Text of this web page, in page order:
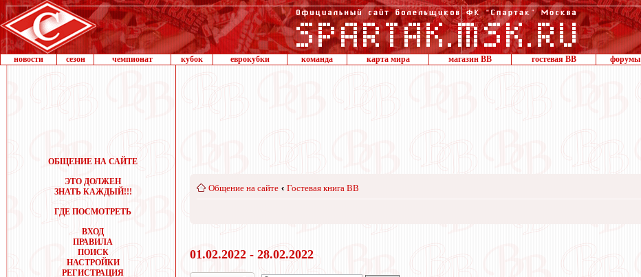
новости сезон чемпионат кубок еврокубки команда карта мира магазин ВВ гостевая ВВ форумы
ОБЩЕНИЕ НА САЙТЕ
ЭТО ДОЛЖЕН
ЗНАТЬ КАЖДЫЙ!!!
ГДЕ ПОСМОТРЕТЬ
ВХОД
ПРАВИЛА
ПОИСК
НАСТРОЙКИ
РЕГИСТРАЦИЯ
Общение на сайте ‹ Гостевая книга ВВ
01.02.2022 - 28.02.2022